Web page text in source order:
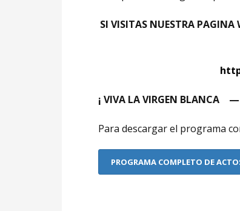
SI VISITAS NUESTRA
¡ VIVA LA VIRGEN BLANCA
Para descargar el programa
PROGRAMA COMPLETO DE